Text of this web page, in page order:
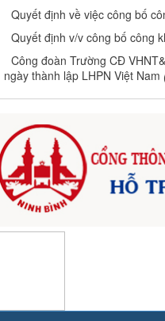
Quyết định về việc công bố
Quyết định v/v công bố công
Công đoàn Trường CĐ
ngày thành lập LHPN Việt Nam